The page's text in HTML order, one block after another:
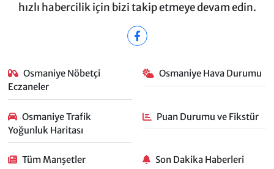
hızlı habercilik için bizi takip etmeye devam edin.
Osmaniye Nöbetçi
Eczaneler
Osmaniye Hava Durumu
Osmaniye Trafik
Yoğunluk Haritası
Puan Durumu ve Fikstür
Tüm Manşetler Son Dakika Haberleri